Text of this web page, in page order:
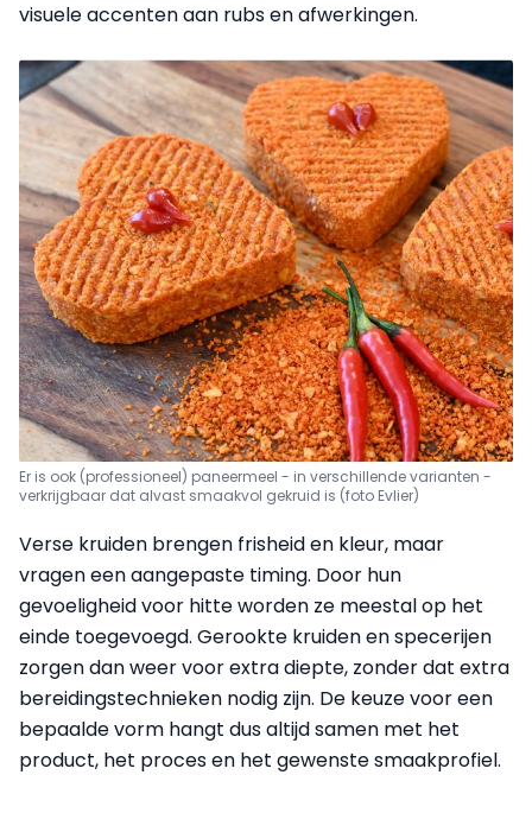
visuele accenten aan rubs en afwerkingen.
Er is ook (professioneel) paneermeel - in verschillende varianten -
verkrijgbaar dat alvast smaakvol gekruid is (foto Evlier)
Verse kruiden brengen frisheid en kleur, maar
vragen een aangepaste timing. Door hun
gevoeligheid voor hitte worden ze meestal op het
einde toegevoegd. Gerookte kruiden en specerijen
zorgen dan weer voor extra diepte, zonder dat extra
bereidingstechnieken nodig zijn. De keuze voor een
bepaalde vorm hangt dus altijd samen met het
product, het proces en het gewenste smaakprofiel.